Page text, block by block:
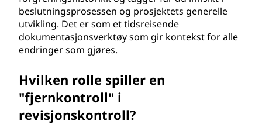
beslutningsprosessen og prosjektets generelle
utvikling. Det er som et tidsreisende
dokumentasjonsverktøy som gir kontekst for alle
endringer som gjøres.
Hvilken rolle spiller en
"fjernkontroll" i
revisjonskontroll?